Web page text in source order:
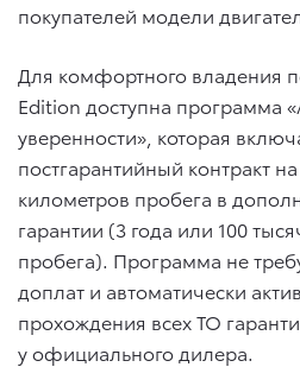
покупателей модели
Для комфортного владения
Edition доступна программа
уверенности», которая
постгарантийный контракт
километров пробега в
гарантии (3 года или 100
пробега). Программа не
доплат и автоматически
прохождения всех ТО
у официального дилера.